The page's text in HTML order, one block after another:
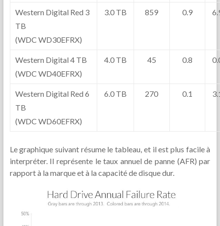
Western Digital Red 3
TB
(WDC WD30EFRX)
3.0 TB 859 0.9
Western Digital 4 TB
(WDC WD40EFRX)
4.0 TB 45 0.8
Western Digital Red 6
TB
(WDC WD60EFRX)
6.0 TB 270 0.1
Le graphique suivant résume le tableau, et il est plus facile à
interpréter. Il représente le taux annuel de panne (AFR) par
rapport à la marque et à la capacité de disque dur.